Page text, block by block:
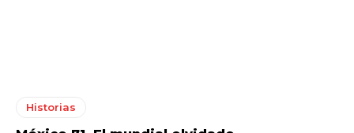
Historias